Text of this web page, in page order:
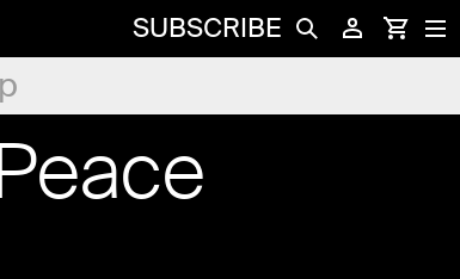
SUBSCRIBE